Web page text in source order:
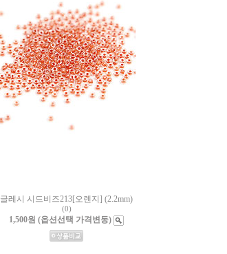
글레시 시드비즈213[오렌지] (2.2mm)
(0)
1,500원 (옵션선택 가격변동)